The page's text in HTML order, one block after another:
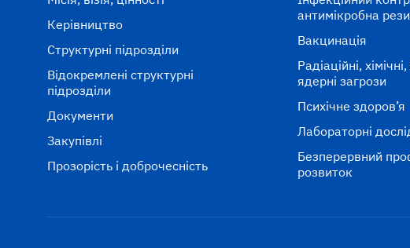
Керівництво
Структурні підрозділи
Відокремлені структурні
підрозділи
Документи
Закупівлі
Прозорість і доброчесність
антимікробна
Вакцинація
Радіаційні,
ядерні загрози
Психічне здоров’я
Лабораторні
Безперервний
розвиток